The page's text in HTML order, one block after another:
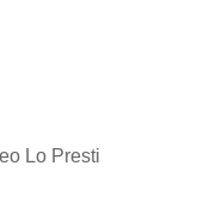
Lo Presti